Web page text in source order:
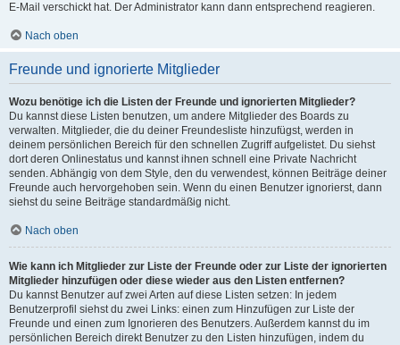
E-Mail verschickt hat. Der Administrator kann dann entsprechend reagieren.
Nach oben
Freunde und ignorierte Mitglieder
Wozu benötige ich die Listen der Freunde und ignorierten Mitglieder?
Du kannst diese Listen benutzen, um andere Mitglieder des Boards zu
verwalten. Mitglieder, die du deiner Freundesliste hinzufügst, werden in
deinem persönlichen Bereich für den schnellen Zugriff aufgelistet. Du siehst
dort deren Onlinestatus und kannst ihnen schnell eine Private Nachricht
senden. Abhängig von dem Style, den du verwendest, können Beiträge deiner
Freunde auch hervorgehoben sein. Wenn du einen Benutzer ignorierst, dann
siehst du seine Beiträge standardmäßig nicht.
Nach oben
Wie kann ich Mitglieder zur Liste der Freunde oder zur Liste der ignorierten
Mitglieder hinzufügen oder diese wieder aus den Listen entfernen?
Du kannst Benutzer auf zwei Arten auf diese Listen setzen: In jedem
Benutzerprofil siehst du zwei Links: einen zum Hinzufügen zur Liste der
Freunde und einen zum Ignorieren des Benutzers. Außerdem kannst du im
persönlichen Bereich direkt Benutzer zu den Listen hinzufügen, indem du